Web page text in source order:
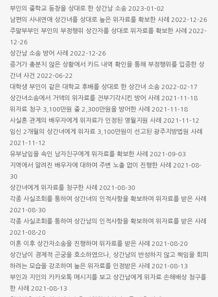
부인의 중학교 동창을 상대로 한 상간남 소송 2023-01-02
남편의 사내연애 상간녀를 상대로 높은 위자료를 확보한 사례
2022-12-26
주말부부인 부인의 부정행위 상간자를 상대로 위자료를 확보한 사례
2022-
12-26
상간남 소송 방어 사례
2022-12-26
증거가 충분치 않은 상황에서 카드 내역 확인을 통해 부정행위를 입증한 상
간녀 사건 2022-06-22
대학생 부인이 같은 대학교 후배를 상대로 한 상간녀 소송 2022-02-17
상간녀소송에서 거액의 위자료를 전부기각시킨 방어 사례
2021-11-18
위자료 청구 3,100만원 중 2,300만원을 방어한 사례
2021-11-18
사실혼 관계의 배우자에게 위자료가 인정된 영월지원 사례
2021-11-12
임신 2개월의 상간녀에게 위자료 3,100만원이 선고된 광주지방법원 사례
2021-11-12
유부남임을 속인 남자친구에게 위자료를 확보한 사례
2021-09-03
지역에서 알려진 배우자에 대하여 주변 노출 없이 진행한 사례
2021-08-
30
상간녀에게 위자료를 청구한 사례
2021-08-30
각종 사실조회를 통하여 상간녀의 인적사항을 확보하여 위자료를 받은 사례
2021-08-30
각종 사실조회를 통하여 상간남의 인적사항을 확보하여 위자료를 받은 사례
2021-08-20
이혼 이후 상간자소송을 진행하여 위자료를 받은 사례
2021-08-20
상간남이 경제적 곤궁을 호소하였으나, 상간남의 반성하지 않고 책임을 회피
하려는 모습을 강조하여 높은 위자료를 인정받은 사례
2021-08-13
부인과 지인의 카카오톡 메시지를 보고 상간남에게 위자료 손해배상 청구를
한 사례
2021-08-13